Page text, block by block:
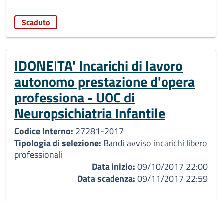
Scaduto
IDONEITA' Incarichi di lavoro
autonomo prestazione d'opera
professiona - UOC di
Neuropsichiatria Infantile
Codice Interno: 27281-2017
Tipologia di selezione: Bandi avviso incarichi libero
professionali
Data inizio:09/10/2017 22:00
Data scadenza:09/11/2017 22:59